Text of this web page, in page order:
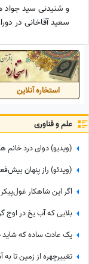
و شنیدنی سید جواد
سعید آقاخانی در
چقدر اوضاع قمر در
استاد راضی شده...🤣
استخاره آنلاین
علم و فناوری